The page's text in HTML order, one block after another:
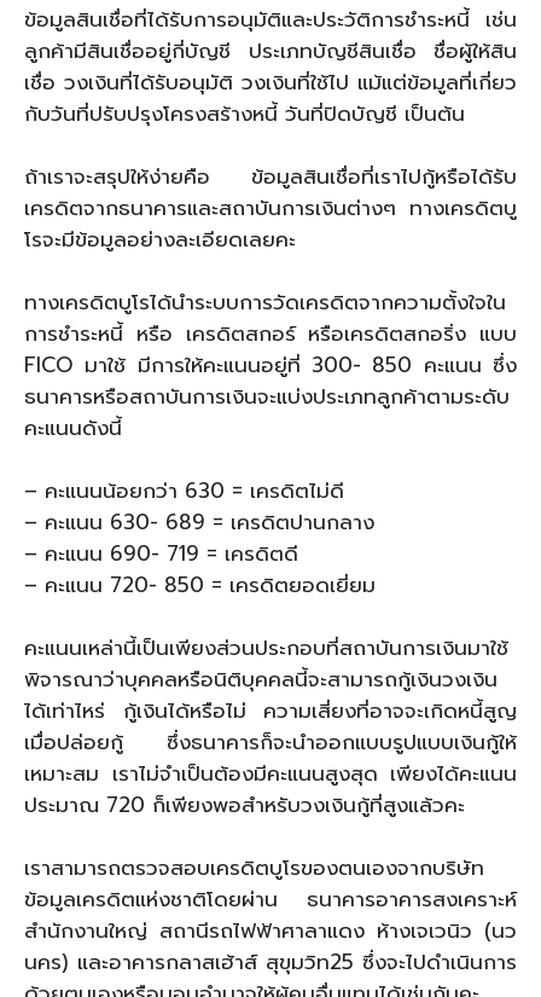
ข้อมูลสินเชื่อที่ได้รับการอนุมัติและประวัติการชำระหนี้ เช่น
ลูกค้ามีสินเชื่ออยู่กี่บัญชี ประเภทบัญชีสินเชื่อ ชื่อผู้ให้สิน
เชื่อ วงเงินที่ได้รับอนุมัติ วงเงินที่ใช้ไป แม้แต่ข้อมูลที่เกี่ยว
กับวันที่ปรับปรุงโครงสร้างหนี้ วันที่ปิดบัญชี เป็นต้น
ถ้าเราจะสรุปให้ง่ายคือ ข้อมูลสินเชื่อที่เราไปกู้หรือได้รับ
เครดิตจากธนาคารและสถาบันการเงินต่างๆ ทางเครดิตบู
โรจะมีข้อมูลอย่างละเอียดเลยคะ
ทางเครดิตบูโรได้นำระบบการวัดเครดิตจากความตั้งใจใน
การชำระหนี้ หรือ เครดิตสกอร์ หรือเครดิตสกอริ่ง แบบ
FICO มาใช้ มีการให้คะแนนอยู่ที่ 300- 850 คะแนน ซึ่ง
ธนาคารหรือสถาบันการเงินจะแบ่งประเภทลูกค้าตามระดับ
คะแนนดังนี้
– คะแนนน้อยกว่า 630 = เครดิตไม่ดี
– คะแนน 630- 689 = เครดิตปานกลาง
– คะแนน 690- 719 = เครดิตดี
– คะแนน 720- 850 = เครดิตยอดเยี่ยม
คะแนนเหล่านี้เป็นเพียงส่วนประกอบที่สถาบันการเงินมาใช้
พิจารณาว่าบุคคลหรือนิติบุคคลนี้จะสามารถกู้เงินวงเงิน
ได้เท่าไหร่ กู้เงินได้หรือไม่ ความเสี่ยงที่อาจจะเกิดหนี้สูญ
เมื่อปล่อยกู้ ซึ่งธนาคารก็จะนำออกแบบรูปแบบเงินกู้ให้
เหมาะสม เราไม่จำเป็นต้องมีคะแนนสูงสุด เพียงได้คะแนน
ประมาณ 720 ก็เพียงพอสำหรับวงเงินกู้ที่สูงแล้วคะ
เราสามารถตรวจสอบเครดิตบูโรของตนเองจากบริษัท
ข้อมูลเครดิตแห่งชาติโดยผ่าน ธนาคารอาคารสงเคราะห์
สำนักงานใหญ่ สถานีรถไฟฟ้าศาลาแดง ห้างเจเวนิว (นว
นคร) และอาคารกลาสเฮ้าส์ สุขุมวิท25 ซึ่งจะไปดำเนินการ